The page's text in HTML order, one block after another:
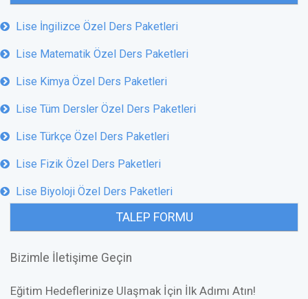
Lise İngilizce Özel Ders Paketleri
Lise Matematik Özel Ders Paketleri
Lise Kimya Özel Ders Paketleri
Lise Tüm Dersler Özel Ders Paketleri
Lise Türkçe Özel Ders Paketleri
Lise Fizik Özel Ders Paketleri
Lise Biyoloji Özel Ders Paketleri
TALEP FORMU
Bizimle İletişime Geçin
Eğitim Hedeflerinize Ulaşmak İçin İlk Adımı Atın!